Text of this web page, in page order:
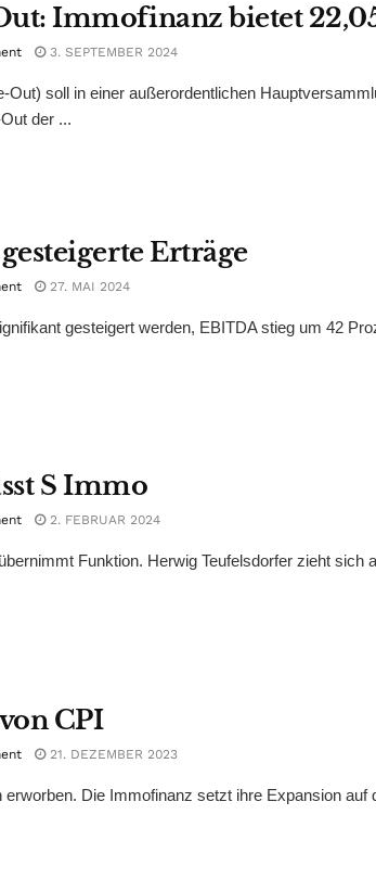
Immofinanz bietet
3. SEPTEMBER 2024
soll in einer außerordentlichen
der ...
Erträge
27. MAI 2024
gesteigert werden, EBITDA stieg um 42
S Immo
2. FEBRUAR 2024
Funktion. Herwig Teufelsdorfer zieht sich
CPI
21. DEZEMBER 2023
erworben. Die Immofinanz setzt ihre Expansion